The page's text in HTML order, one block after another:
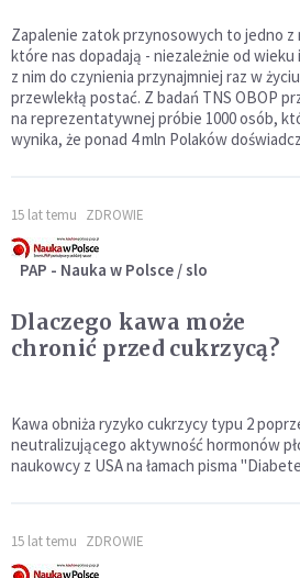
Zapalenie zatok przynosowych to jedno
które nas dopadają - niezależnie od wieku i
z nim do czynienia przynajmniej raz w
przewlekłą postać. Z badań TNS OBOP
na reprezentatywnej próbie 1000 osób,
wynika, że ponad 4 mln Polaków
15 lat temu ZDROWIE
PAP - Nauka w Polsce / slo
Dlaczego kawa może
chronić przed cukrzycą?
Kawa obniża ryzyko cukrzycy typu 2
neutralizującego aktywność hormonów
naukowcy z USA na łamach pisma
15 lat temu ZDROWIE